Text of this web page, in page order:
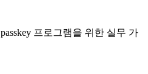
passkey 프로그램을 위한 실무 가